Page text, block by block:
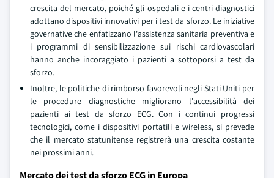
crescita del mercato, poiché gli ospedali e i centri diagnostici
adottano dispositivi innovativi per i test da sforzo. Le iniziative
governative che enfatizzano l'assistenza sanitaria preventiva e
i programmi di sensibilizzazione sui rischi cardiovascolari
hanno anche incoraggiato i pazienti a sottoporsi a test da
sforzo.
Inoltre, le politiche di rimborso favorevoli negli Stati Uniti per
le procedure diagnostiche migliorano l'accessibilità dei
pazienti ai test da sforzo ECG. Con i continui progressi
tecnologici, come i dispositivi portatili e wireless, si prevede
che il mercato statunitense registrerà una crescita costante
nei prossimi anni.
Mercato dei test da sforzo ECG in Europa